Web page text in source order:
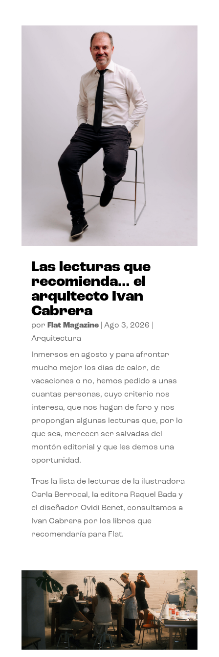
Las lecturas que
recomienda… el
arquitecto Ivan
Cabrera
por Flat Magazine| Ago 3, 2026
Arquitectura
Inmersos en agosto y para afrontar
mucho mejor los días de calor, de
vacaciones o no, hemos pedido a unas
cuantas personas, cuyo criterio nos
interesa, que nos hagan de faro y nos
propongan algunas lecturas que, por lo
que sea, merecen ser salvadas del
montón editorial y que les demos una
oportunidad.
Tras la lista de lecturas de la ilustradora
Carla Berrocal, la editora Raquel Bada y
el diseñador Ovidi Benet, consultamos a
Ivan Cabrera por los libros que
recomendaría para Flat.